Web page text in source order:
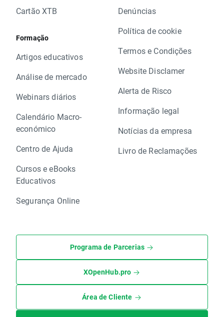
Cartão XTB
Formação
Artigos educativos
Análise de mercado
Webinars diários
Calendário Macro-
económico
Centro de Ajuda
Cursos e eBooks
Educativos
Segurança Online
Denúncias
Política de cookie
Termos e Condições
Website Disclamer
Alerta de Risco
Informação legal
Notícias da empresa
Livro de Reclamações
Programa de Parcerias
XOpenHub.pro
Área de Cliente